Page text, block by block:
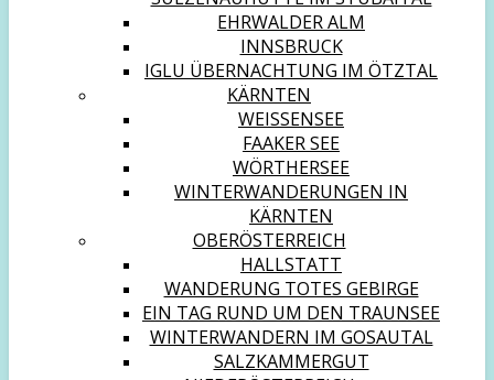
EHRWALDER ALM
INNSBRUCK
IGLU ÜBERNACHTUNG IM ÖTZTAL
KÄRNTEN
WEISSENSEE
FAAKER SEE
WÖRTHERSEE
WINTERWANDERUNGEN IN
KÄRNTEN
OBERÖSTERREICH
HALLSTATT
WANDERUNG TOTES GEBIRGE
EIN TAG RUND UM DEN TRAUNSEE
WINTERWANDERN IM GOSAUTAL
SALZKAMMERGUT